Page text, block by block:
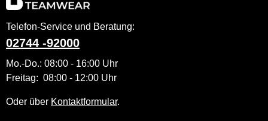
Telefon-Service und Beratung:
02744 -92000
Mo.-Do.: 08:00 - 16:00 Uhr
Freitag: 08:00 - 12:00 Uhr
Oder über Kontaktformular.